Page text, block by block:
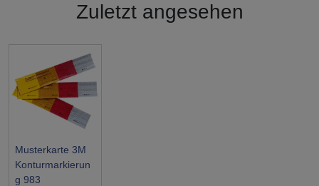
Zuletzt angesehen
Musterkarte 3M
Konturmarkierun
g 983